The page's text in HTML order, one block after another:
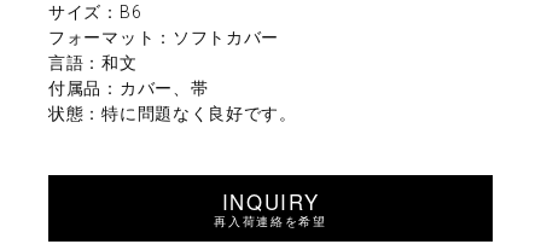
サイズ：B6
フォーマット：ソフトカバー
言語：和文
付属品：カバー、帯
状態：特に問題なく良好です。
INQUIRY
再入荷連絡を希望